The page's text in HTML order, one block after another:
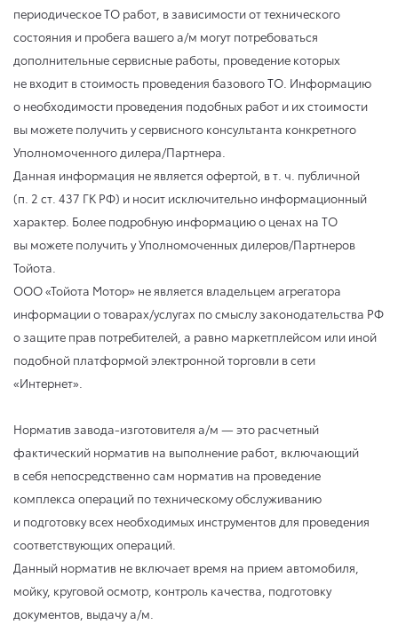
периодическое ТО работ, в зависимости от технического
состояния и пробега вашего а/м могут потребоваться
дополнительные сервисные работы, проведение которых
не входит в стоимость проведения базового ТО. Информацию
о необходимости проведения подобных работ и их стоимости
вы можете получить у сервисного консультанта конкретного
Уполномоченного дилера/Партнера.
Данная информация не является офертой, в т. ч. публичной
(п. 2 ст. 437 ГК РФ) и носит исключительно информационный
характер. Более подробную информацию о ценах на ТО
вы можете получить у Уполномоченных дилеров/Партнеров
Тойота.
ООО «Тойота Мотор» не является владельцем агрегатора
информации о товарах/услугах по смыслу законодательства РФ
о защите прав потребителей, а равно маркетплейсом или иной
подобной платформой электронной торговли в сети
«Интернет».
Норматив завода-изготовителя а/м — это расчетный
фактический норматив на выполнение работ, включающий
в себя непосредственно сам норматив на проведение
комплекса операций по техническому обслуживанию
и подготовку всех необходимых инструментов для проведения
соответствующих операций.
Данный норматив не включает время на прием автомобиля,
мойку, круговой осмотр, контроль качества, подготовку
документов, выдачу а/м.